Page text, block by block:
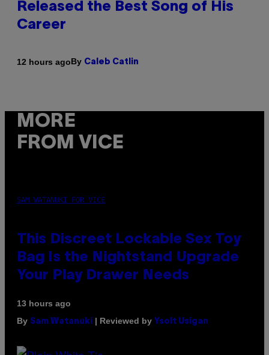
Released the Best Song of His
Career
12 hours agoBy Caleb Catlin
MORE
FROM VICE
SAM WATANUKI FOR VICE
This Discreet Lockable Sex Toy
Bag Is the Nightstand Upgrade
Your Play Drawer Needs
13 hours ago
By Sam Watanuki | Reviewed by Ysolt Usigan